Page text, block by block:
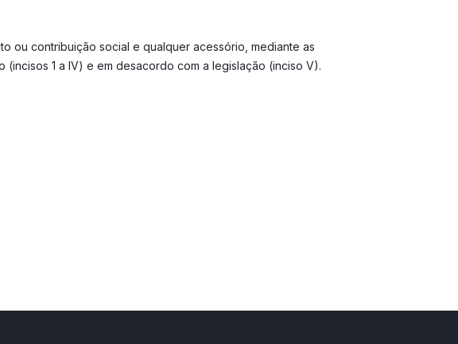
ou contribuição social e qualquer acessório, mediante as
1 a IV) e em desacordo com a legislação (inciso V).